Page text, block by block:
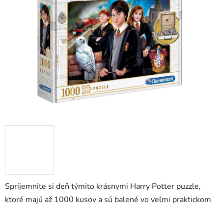
Spríjemnite si deň týmito krásnymi Harry Potter puzzle,
ktoré majú až 1000 kusov a sú balené vo veľmi praktickom
hviezdičiek.